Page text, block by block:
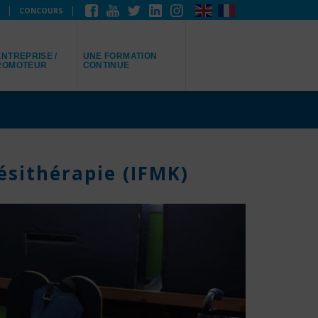
CONCOURS
/
UNE FORMATION
CONTINUE
(IFMK)